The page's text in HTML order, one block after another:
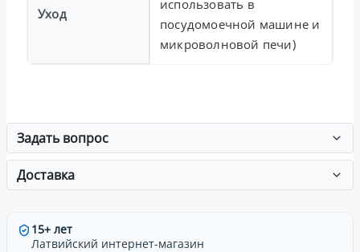
Уход
использовать в
посудомоечной машине и
микроволновой печи)
Задать вопрос
Доставка
15+ лет
Латвийский интернет-магазин